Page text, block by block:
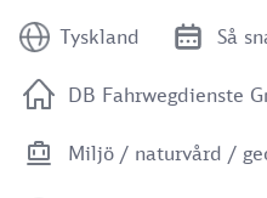
Tyskland Så
DB Fahrwegdienste
Miljö / naturvård /